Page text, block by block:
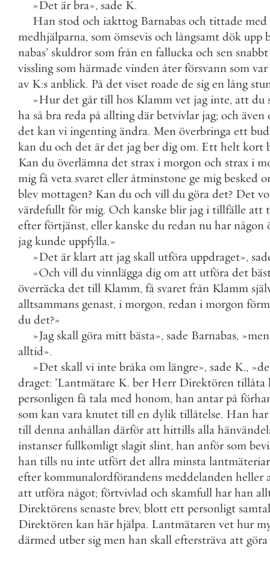
»Det är bra», sade K.
Han stod och iakttog Barnabas och tittade med
medhjälparna, som ömsevis och långsamt dök upp
nabas’ skuldror som från en fallucka och sen snabbt
vissling som härmade vinden åter försvann som var
av K:s anblick. På det viset roade de sig en lång
»Hur det går till hos Klamm vet jag inte, att du
ha så bra reda på allting där betvivlar jag; och även
det kan vi ingenting ändra. Men överbringa ett
kan du och det är det jag ber dig om. Ett helt kort
Kan du överlämna det strax i morgon och strax i
mig få veta svaret eller åtminstone ge mig besked
blev mottagen? Kan du och vill du göra det? Det
värdefullt för mig. Och kanske blir jag i tillfälle att
efter förtjänst, eller kanske du redan nu har någon
jag kunde uppfylla.»
»Det är klart att jag skall utföra uppdraget»,
»Och vill du vinnlägga dig om att utföra det
överräcka det till Klamm, få svaret från Klamm
alltsammans genast, i morgon, redan i morgon
du det?»
»Jag skall göra mitt bästa», sade Barnabas, »men
alltid».
»Det skall vi inte bråka om längre», sade K., »
draget: ’Lantmätare K. ber Herr Direktören tillåta
personligen få tala med honom, han antar på
som kan vara knutet till en dylik tillåtelse. Han har
till denna anhållan därför att hittills alla
instanser fullkomligt slagit slint, han anför som
han tills nu inte utfört det allra minsta
efter kommunalordförandens meddelanden heller
att utföra något; förtvivlad och skamfull har han
Direktörens senaste brev, blott ett personligt samtal
Direktören kan här hjälpa. Lantmätaren vet hur
därmed utber sig men han skall eftersträva att göra